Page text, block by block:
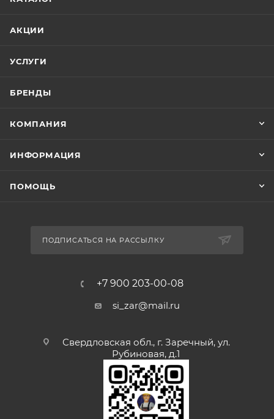
АКЦИИ
УСЛУГИ
БРЕНДЫ
КОМПАНИЯ
ИНФОРМАЦИЯ
ПОМОЩЬ
ПОДПИСАТЬСЯ НА РАССЫЛКУ
+7 900 203-00-08
si_zar@mail.ru
Свердловская обл., г. Заречный, ул.
Рубиновая, д.1